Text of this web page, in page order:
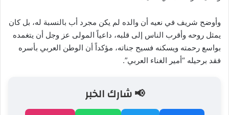
وأوضح شريف في نعيه أن والده لم يكن مجرد أب بالنسبة له، بل كان
يمثل روحه وأقرب الناس إلى قلبه، داعياً المولى عز وجل أن يتغمده
بواسع رحمته ويسكنه فسيح جناته، مؤكداً أن الوطن العربي بأسره
فقد برحيله “أمير الغناء العربي”.
📢 شارك الخبر